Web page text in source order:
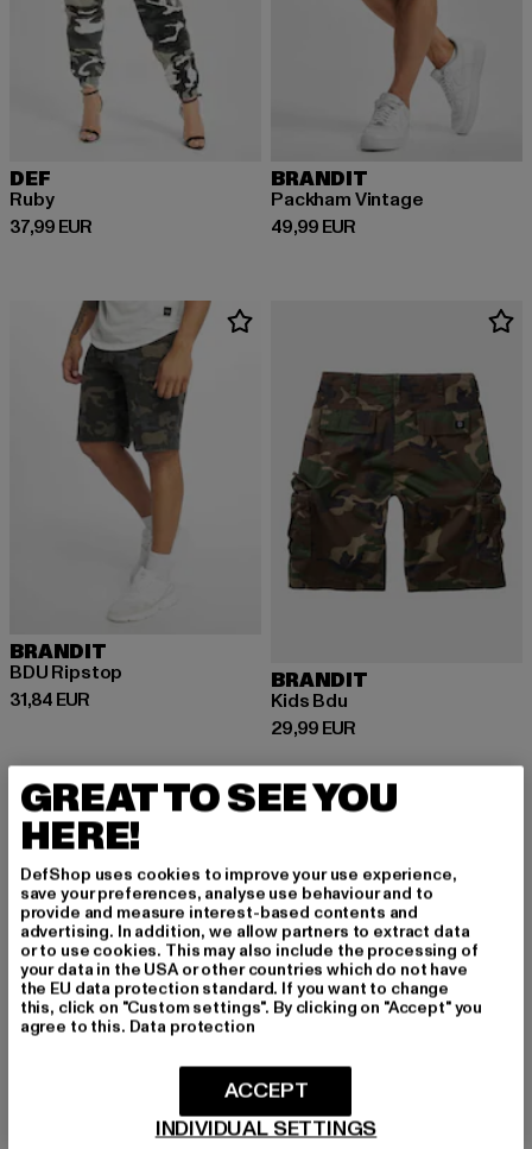
DEF
Ruby
37,99 EUR
Derzeitiger Preis: 37,99 EUR
BRANDIT
Packham Vintage
49,99 EUR
Derzeitiger Preis: 49,99 EUR
BRANDIT
BDU Ripstop
31,84 EUR
Derzeitiger Preis: 31,84 EUR
BRANDIT
Kids Bdu
29,99 EUR
Derzeitiger Preis: 29,99 EUR
Camouflage Hosen: Der Klassiker für coole
Streetwear-Looks
Camouflage Hosen sind ein echter Klassiker in der Streetwear
und aus der Modewelt nicht mehr wegzudenken. Ursprünglich
für den militärischen Einsatz entwickelt, hat sich das
Tarnmuster längst zu einem beliebten Trend für urbane und
lässige Outfits entwickelt. Ob als Statement-Piece im Alltag
oder als funktionales Kleidungsstück beim Sport und Outdoor-
Aktivitäten – Camouflage Hosen vereinen Style und Komfort
und passen zu jeder Gelegenheit. Sie verleihen jedem Outfit
eine coole, markante Note und sorgen dafür, dass du aus der
Masse herausstichst.
GREAT TO SEE YOU
HERE!
DefShop uses cookies to improve your use experience,
save your preferences, analyse use behaviour and to
provide and measure interest-based contents and
advertising. In addition, we allow partners to extract data
or to use cookies. This may also include the processing of
your data in the USA or other countries which do not have
the EU data protection standard. If you want to change
this, click on "Custom settings". By clicking on "Accept" you
agree to this. Data protection
INDIVIDUAL SETTINGS
ACCEPT